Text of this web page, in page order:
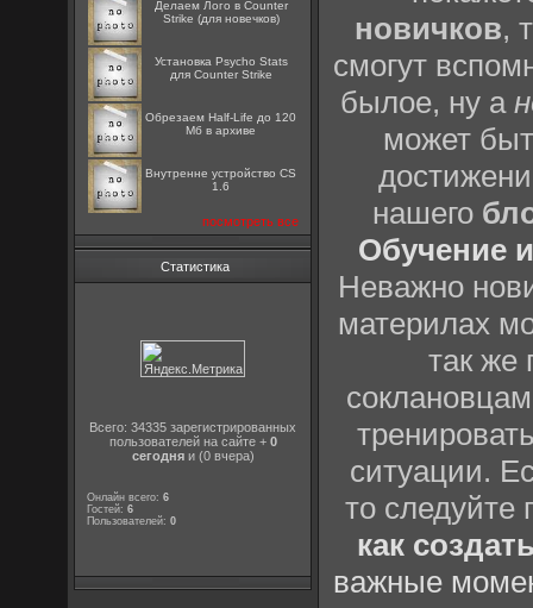
Делаем Лого в Counter
Strike (для новечков)
Установка Psycho Stats
для Counter Strike
Обрезаем Half-Life до 120
Мб в архиве
Внутренне устройство CS
1.6
посмотреть все
Статистика
Всего: 34335 зарегистрированных
пользователей на сайте + 0
сегодняи (0 вчера)
Онлайн всего:6
Гостей:6
Пользователей:0
новичков,
смогут
былое, ну а
может
нашего
Обучение
Неважно
материлах
так же
ситуации.
то
как
важные